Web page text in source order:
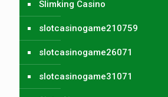
Slimking Casino
slotcasinogame210759
slotcasinogame26071
slotcasinogame31071